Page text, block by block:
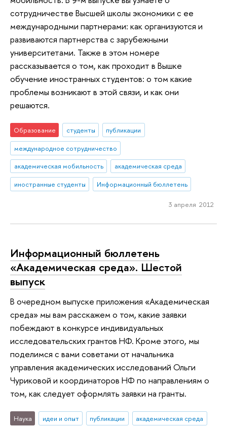
сотрудничестве Высшей школы экономики с ее
международными партнерами: как организуются и
развиваются партнерства с зарубежными
университетами. Также в этом номере
рассказывается о том, как проходит в Вышке
обучение иностранных студентов: о том какие
проблемы возникают в этой связи, и как они
решаются.
Образование студенты
публикации
международное сотрудничество
академическая мобильность
академическая среда
иностранные студенты
Информационный бюллетень
3 апреля 2012
Информационный бюллетень
«Академическая среда». Шестой
выпуск
В очередном выпуске приложения «Академическая
среда» мы вам расскажем о том, какие заявки
побеждают в конкурсе индивидуальных
исследовательских грантов НФ. Кроме этого, мы
поделимся с вами советами от начальника
управления академических исследований Ольги
Чуриковой и координаторов НФ по направлениям о
том, как следует оформлять заявки на гранты.
Наука идеи и опыт публикации
академическая среда